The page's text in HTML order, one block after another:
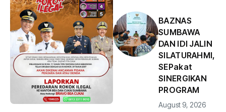
BAZNAS
SUMBAWA
DAN IDI JALIN
SILATURAHMI,
SEPakat
SINERGIKAN
PROGRAM
August 9, 2026